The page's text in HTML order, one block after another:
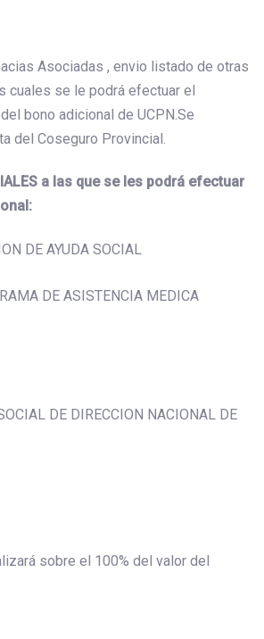
Asociadas , envio listado de otras
cuales se le podrá efectuar el
bono adicional de UCPN.Se
del Coseguro Provincial.
a las que se les podrá efectuar
DE AYUDA SOCIAL
DE ASISTENCIA MEDICA
DE DIRECCION NACIONAL DE
sobre el 100% del valor del